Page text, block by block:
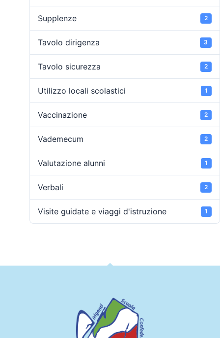
Supplenze 2
Tavolo dirigenza 3
Tavolo sicurezza 2
Utilizzo locali scolastici 1
Vaccinazione 2
Vademecum 2
Valutazione alunni 1
Verbali 2
Visite guidate e viaggi d'istruzione 1